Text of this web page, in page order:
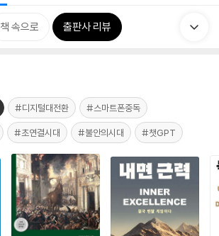
책 속으로 출판사 리뷰
#디지털대전환 #스마트폰중독
#초연결시대 #불안의시대 #챗GPT